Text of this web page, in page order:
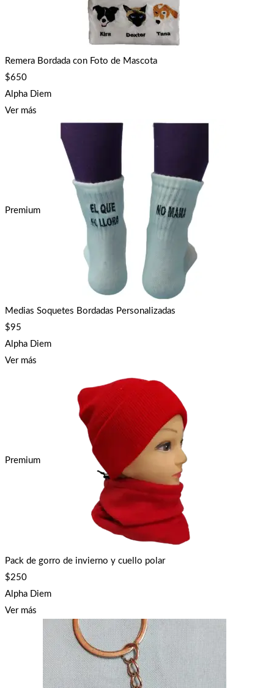
Remera Bordada con Foto de Mascota
$650
Alpha Diem
Ver más
Premium
Medias Soquetes Bordadas Personalizadas
$95
Alpha Diem
Ver más
Premium
Pack de gorro de invierno y cuello polar
$250
Alpha Diem
Ver más